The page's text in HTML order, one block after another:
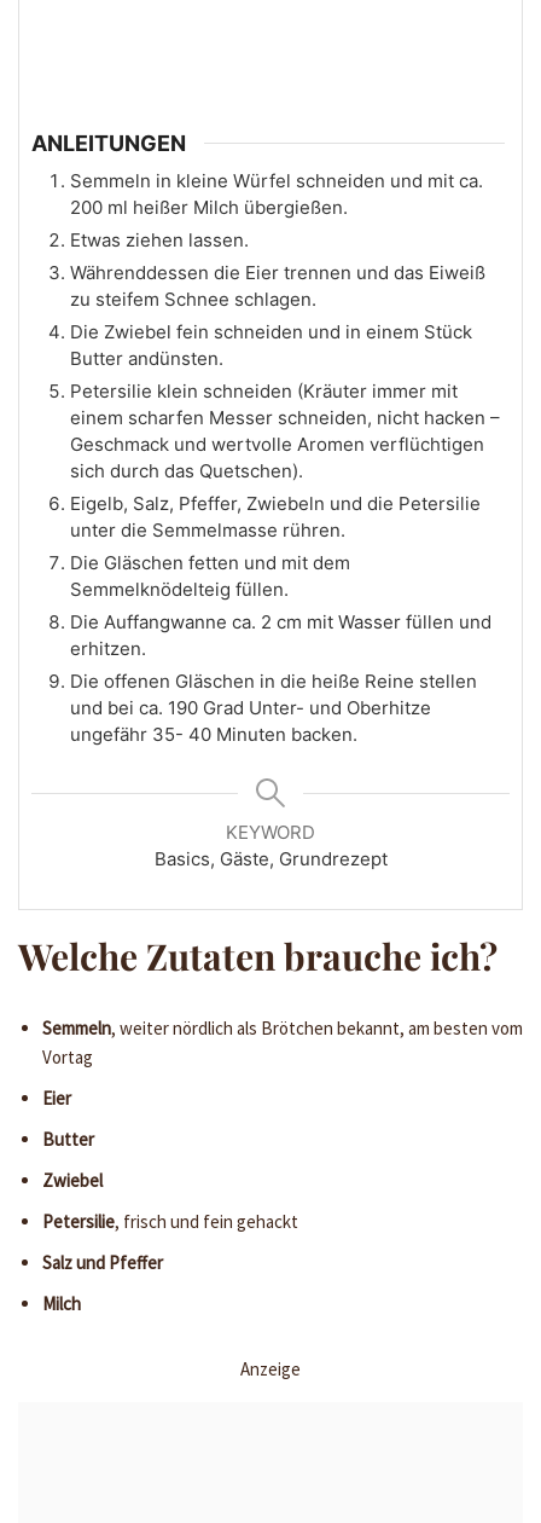
ANLEITUNGEN
Semmeln in kleine Würfel schneiden und mit ca.
200 ml heißer Milch übergießen.
Etwas ziehen lassen.
Währenddessen die Eier trennen und das Eiweiß
zu steifem Schnee schlagen.
Die Zwiebel fein schneiden und in einem Stück
Butter andünsten.
Petersilie klein schneiden (Kräuter immer mit
einem scharfen Messer schneiden, nicht hacken –
Geschmack und wertvolle Aromen verflüchtigen
sich durch das Quetschen).
Eigelb, Salz, Pfeffer, Zwiebeln und die Petersilie
unter die Semmelmasse rühren.
Die Gläschen fetten und mit dem
Semmelknödelteig füllen.
Die Auffangwanne ca. 2 cm mit Wasser füllen und
erhitzen.
Die offenen Gläschen in die heiße Reine stellen
und bei ca. 190 Grad Unter- und Oberhitze
ungefähr 35- 40 Minuten backen.
KEYWORD
Basics, Gäste, Grundrezept
Welche Zutaten brauche ich?
Semmeln, weiter nördlich als Brötchen bekannt, am besten vom
Vortag
Eier
Butter
Zwiebel
Petersilie, frisch und fein gehackt
Salz und Pfeffer
Milch
Anzeige